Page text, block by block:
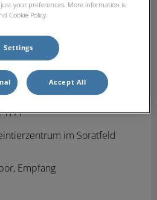
TFA
im Soratfeld
Empfang
your preferences. More information is
Cookie Policy.
Settings
Accept All